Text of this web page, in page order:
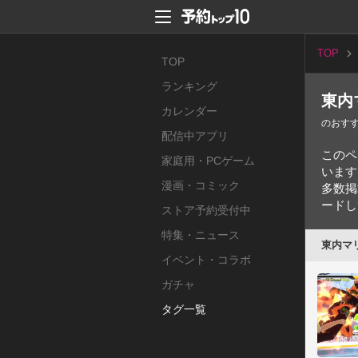
TOP
ランキング
カレンダー
配信中アプリ
家庭用・PCゲーム
漫画・コミック
ストア予約受付中
特集・ニュース
イベント・コラボ
ガチャ
タグ一覧
TOP
東内
のおす
この
いま
多数
ード
東内マ